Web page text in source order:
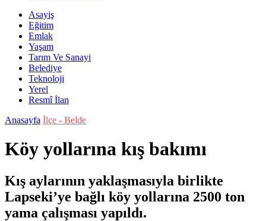
Asayiş
Eğitim
Emlak
Yaşam
Tarım Ve Sanayi
Belediye
Teknoloji
Yerel
Resmî İlan
Anasayfa İlçe - Belde
Köy yollarına kış bakımı
Kış aylarının yaklaşmasıyla birlikte
Lapseki’ye bağlı köy yollarına 2500 ton
yama çalışması yapıldı.